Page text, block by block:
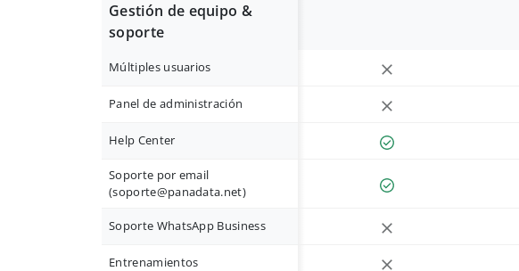
Gestión de equipo &
soporte
Múltiples usuarios
Panel de administración
Help Center
Soporte por email
(soporte@panadata.net)
Soporte WhatsApp Business
Entrenamientos